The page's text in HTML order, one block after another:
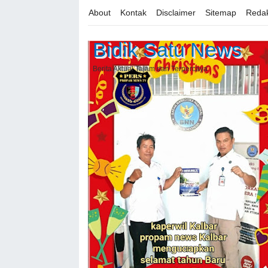
About Kontak Disclaimer Sitemap
Bidik Satu News
Berita Aktual Tajam dan Terpercaya